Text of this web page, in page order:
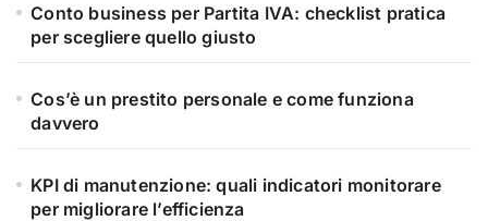
Conto business per Partita IVA: checklist pratica
per scegliere quello giusto
Cos’è un prestito personale e come funziona
davvero
KPI di manutenzione: quali indicatori monitorare
per migliorare l’efficienza